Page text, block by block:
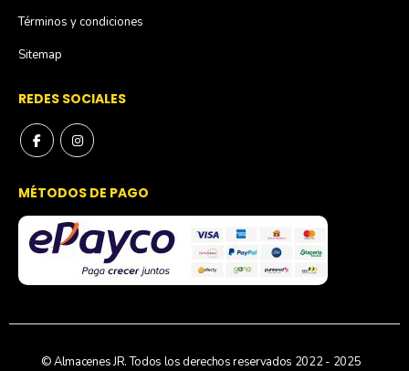
Términos y condiciones
Sitemap
REDES SOCIALES
MÉTODOS DE PAGO
© Almacenes JR. Todos los derechos reservados 2022 - 2025